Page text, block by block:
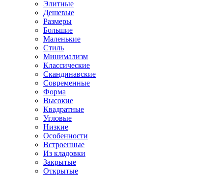
Элитные
Дешевые
Размеры
Большие
Маленькие
Стиль
Минимализм
Классические
Скандинавские
Современные
Форма
Высокие
Квадратные
Угловые
Низкие
Особенности
Встроенные
Из кладовки
Закрытые
Открытые